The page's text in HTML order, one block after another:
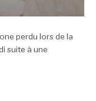
perdu lors de la
suite à une